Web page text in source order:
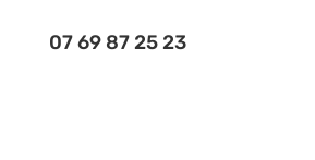
07 69 87 25 23